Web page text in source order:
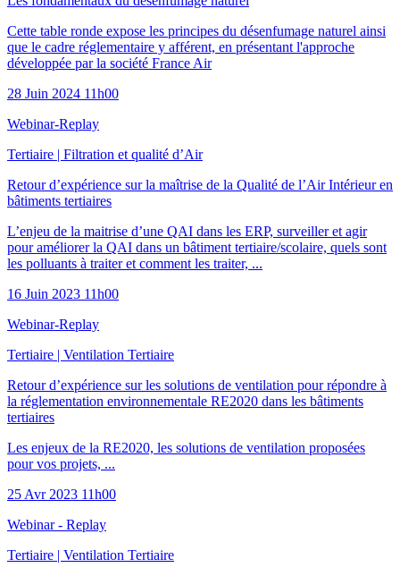
Cette table ronde expose les principes du désenfumage naturel ainsi
que le cadre réglementaire y afférent, en présentant l'approche
développée par la société France Air
28 Juin 2024 11h00
Webinar-Replay
Tertiaire | Filtration et qualité d’Air
Retour d’expérience sur la maîtrise de la Qualité de l’Air Intérieur en
bâtiments tertiaires
L’enjeu de la maitrise d’une QAI dans les ERP, surveiller et agir
pour améliorer la QAI dans un bâtiment tertiaire/scolaire, quels sont
les polluants à traiter et comment les traiter, ...
16 Juin 2023 11h00
Webinar-Replay
Tertiaire | Ventilation Tertiaire
Retour d’expérience sur les solutions de ventilation pour répondre à
la réglementation environnementale RE2020 dans les bâtiments
tertiaires
Les enjeux de la RE2020, les solutions de ventilation proposées
pour vos projets, ...
25 Avr 2023 11h00
Webinar - Replay
Tertiaire | Ventilation Tertiaire